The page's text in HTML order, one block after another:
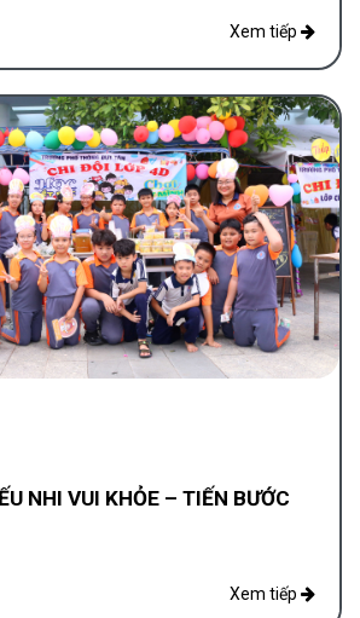
Xem tiếp
NHI VUI KHỎE – TIẾN BƯỚC
Xem tiếp